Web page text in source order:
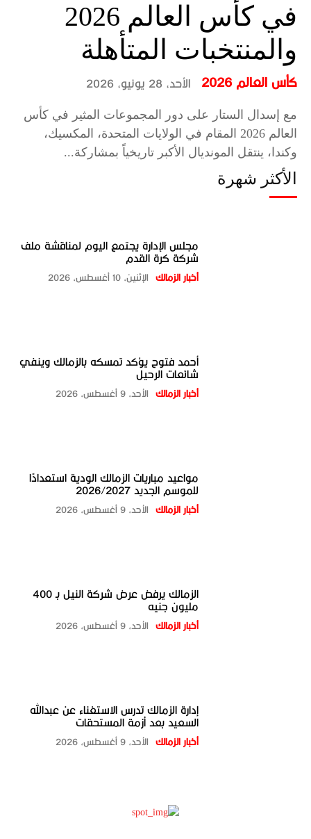
في كأس العالم 2026
والمنتخبات المتأهلة
كأس العالم 2026 الأحد، 28 يونيو، 2026
مع إسدال الستار على دور المجموعات المثير في كأس
العالم 2026 المقام في الولايات المتحدة، المكسيك،
وكندا، ينتقل المونديال الأكبر تاريخياً بمشاركة...
الأكثر شهرة
مجلس الإدارة يجتمع اليوم لمناقشة ملف
شركة كرة القدم
أخبار الزمالك الإثنين، 10 أغسطس، 2026
أحمد فتوح يؤكد تمسكه بالزمالك وينفي
شائعات الرحيل
أخبار الزمالك الأحد، 9 أغسطس، 2026
مواعيد مباريات الزمالك الودية استعدادًا
للموسم الجديد 2026/2027
أخبار الزمالك الأحد، 9 أغسطس، 2026
الزمالك يرفض عرض شركة النيل بـ 400
مليون جنيه
أخبار الزمالك الأحد، 9 أغسطس، 2026
إدارة الزمالك تدرس الاستغناء عن عبدالله
السعيد بعد أزمة المستحقات
أخبار الزمالك الأحد، 9 أغسطس، 2026